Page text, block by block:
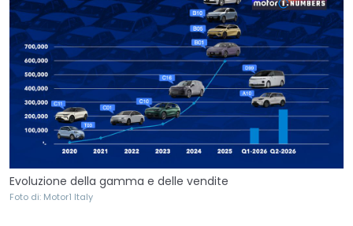
Evoluzione della gamma e delle vendite
Foto di: Motor1 Italy